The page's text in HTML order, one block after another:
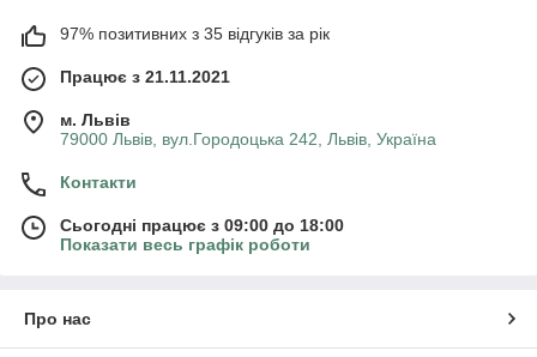
97% позитивних з 35 відгуків за рік
Працює з 21.11.2021
м. Львів
79000 Львів, вул.Городоцька 242, Львів, Україна
Контакти
Сьогодні працює з 09:00 до 18:00
Показати весь графік роботи
Про нас